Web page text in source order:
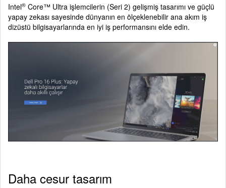
Intel® Core™ Ultra işlemcilerin (Seri 2) gelişmiş tasarımı ve güçlü
yapay zekası sayesinde dünyanın en ölçeklenebilir ana akım iş
dizüstü bilgisayarlarında en iyi iş performansını elde edin.
Daha cesur tasarım